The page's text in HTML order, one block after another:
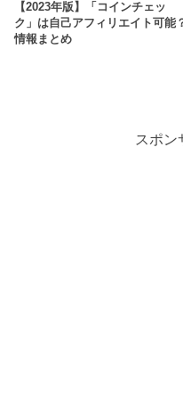
【2023年版】「コインチェッ
ク」は自己アフィリエイト可能
情報まとめ
スポン